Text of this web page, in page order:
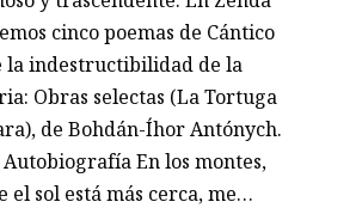
cinco poemas de Cántico
la indestructibilidad de la
Obras selectas (La Tortuga
de Bohdán-Íhor Antónych.
En los montes,
el sol está más cerca, me…